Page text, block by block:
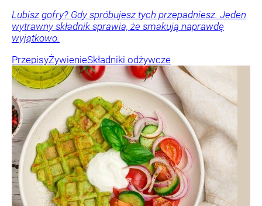
Lubisz gofry? Gdy spróbujesz tych przepadniesz. Jeden
wytrawny składnik sprawia, że smakują naprawdę
wyjątkowo.
PrzepisyŻywienieSkładniki odżywcze